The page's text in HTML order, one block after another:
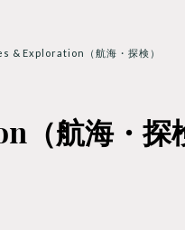
& Exploration（航海・探検）
航海・探